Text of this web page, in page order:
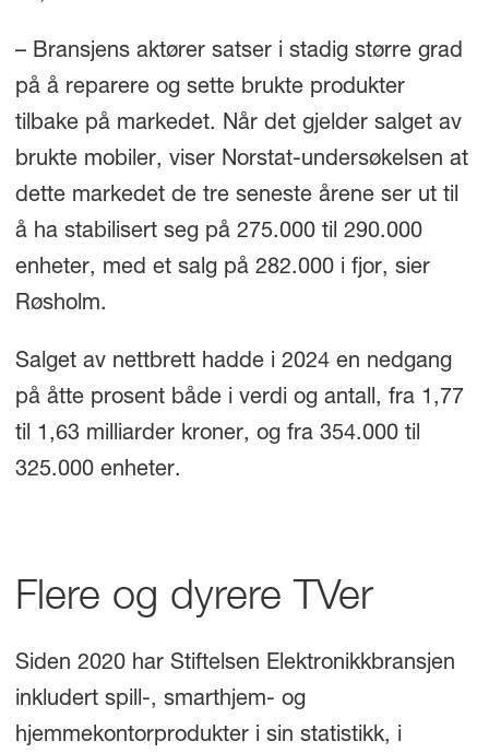
– Bransjens aktører satser i stadig større grad
på å reparere og sette brukte produkter
tilbake på markedet. Når det gjelder salget av
brukte mobiler, viser Norstat-undersøkelsen at
dette markedet de tre seneste årene ser ut til
å ha stabilisert seg på 275.000 til 290.000
enheter, med et salg på 282.000 i fjor, sier
Røsholm.
Salget av nettbrett hadde i 2024 en nedgang
på åtte prosent både i verdi og antall, fra 1,77
til 1,63 milliarder kroner, og fra 354.000 til
325.000 enheter.
Flere og dyrere TVer
Siden 2020 har Stiftelsen Elektronikkbransjen
inkludert spill-, smarthjem- og
hjemmekontorprodukter i sin statistikk, i